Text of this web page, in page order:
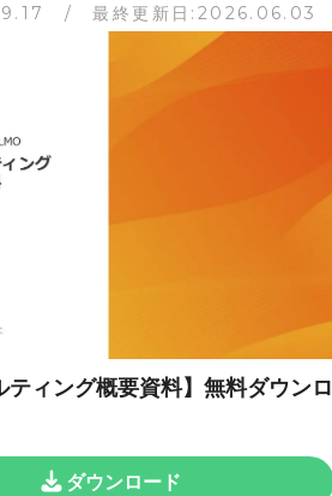
/ 最終更新日:2026.06.03
ティング概要資料】無料ダウンロ
ダウンロード